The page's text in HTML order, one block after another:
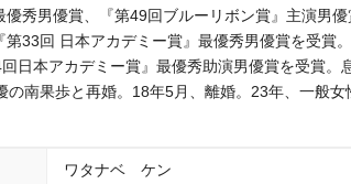
優秀男優賞、『第49回ブルーリボン賞』主演男
第33回 日本アカデミー賞』最優秀男優賞を受賞
日本アカデミー賞』最優秀助演男優賞を受賞。
の南果歩と再婚。18年5月、離婚。23年、一般女
ワタナベ ケン